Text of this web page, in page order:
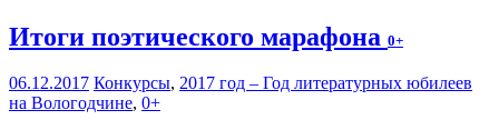
Итоги поэтического марафона 0+
06.12.2017 Конкурсы, 2017 год – Год литературных юбилеев
на Вологодчине, 0+